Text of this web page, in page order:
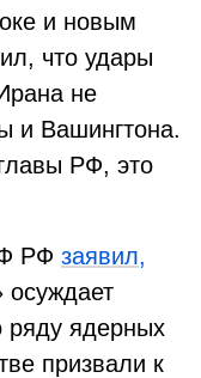
и новым
что удары
не
и Вашингтона.
РФ, это
РФ заявил,
осуждает
ядерных
призвали к